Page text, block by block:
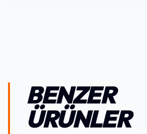
BENZER
ÜRÜNLER